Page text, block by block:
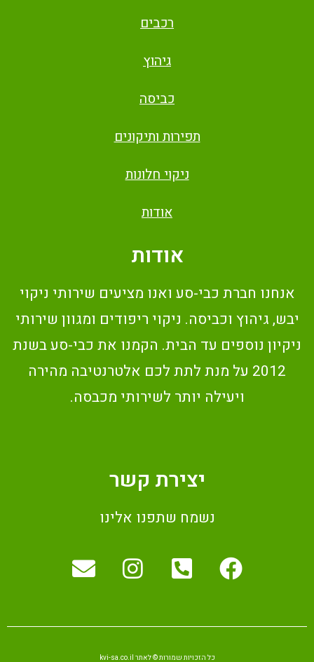
רכבים
גיהוץ
כביסה
תפירות ותיקונים
ניקוי חלונות
אודות
אודות
אנחנו חברת כבי-סע ואנו מציעים שירותי ניקוי
יבש, גיהוץ וכביסה. ניקוי ריפודים ומגוון שירותי
ניקיון נוספים עד הבית. הקמנו את כבי-סע בשנת
2012 על מנת לתת לכם אלטרנטיבה מהירה
ויעילה יותר לשירותי מכבסה.
יצירת קשר
נשמח שתפנו אלינו
כל הזכויות שמורות © לאתר kvi-sa.co.il